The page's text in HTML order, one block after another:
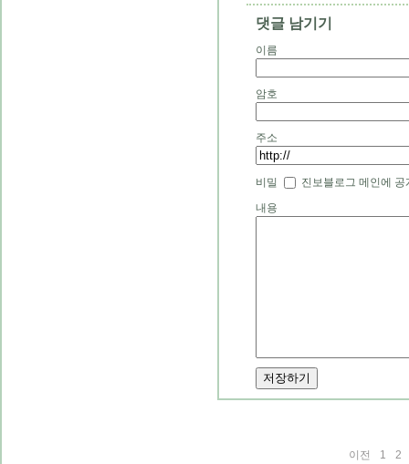
댓글 남기기
이름
암호
주소
비밀 진보블로그 메인에 공
내용
이전 1 2